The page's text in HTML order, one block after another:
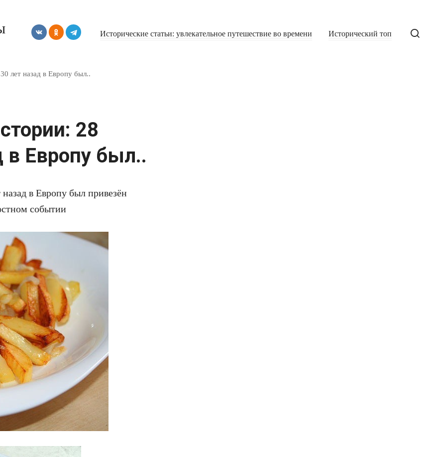
Исторические статьи: увлекательное путешествие во времени Исторический топ
лет назад в Европу был..
28
в Европу был..
в Европу был привезён
событии